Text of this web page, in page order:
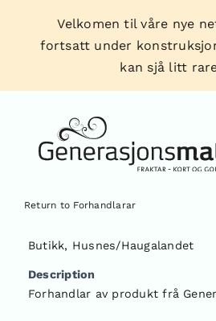
content
Velkomen til våre nye
fortsatt under
kan sjå litt
Forhandlarar
Return to Forhandlarar
Butikk, Husnes/Haugalandet
Description
Forhandlar av produkt frå